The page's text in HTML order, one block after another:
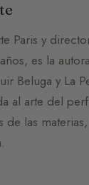
Paris y
es la
Beluga y La
al arte del
de las